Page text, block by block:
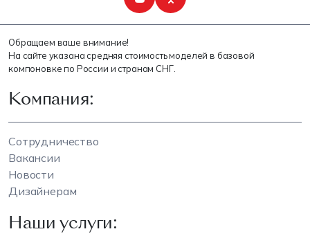
Обращаем ваше внимание!
На сайте указана средняя стоимость моделей в базовой
компоновке по России и странам СНГ.
Компания:
Сотрудничество
Вакансии
Новости
Дизайнерам
Наши услуги: